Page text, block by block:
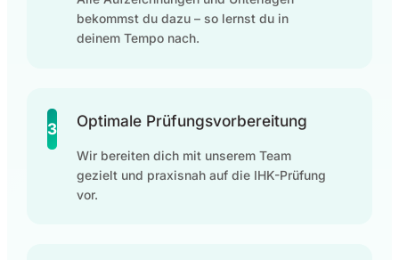
bekommst du dazu – so lernst du in
deinem Tempo nach.
3 Optimale Prüfungsvorbereitung
Wir bereiten dich mit unserem Team
gezielt und praxisnah auf die IHK-Prüfung
vor.